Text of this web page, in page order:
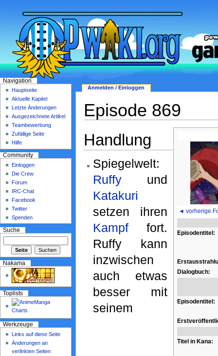
Episode 869
◄ vorherige
Episodentitel:
Dialogbuch:
Episodentitel:
Titel in Kana:
Handlung
Spiegelwelt:
Ruffyund
Katakuri
setzen ihren
Kampffort.
Ruffy kann
inzwischen
auch etwas
besser mit
seinem
Anmelden / Einloggen
Navigation
Hauptseite
Aktuelle Kapitel
Letzte Änderungen
Ausgezeichnete Artikel
Teambewerbung
Zufällige Seite
Hilfe
Community
Einloggen
Die Crew
Forum
IRC-Chat
Facebook
Twitter
Spenden
Suche
Nakama
Toplists
Werkzeuge
Links auf diese Seite
Änderungen an
verlinkten Seiten